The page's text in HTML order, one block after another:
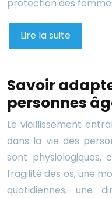
protection des
Lire la suite
Savoir
personnes
Le vieillissement
dans la vie des
sont
fragilité des os, une
quotidiennes, une